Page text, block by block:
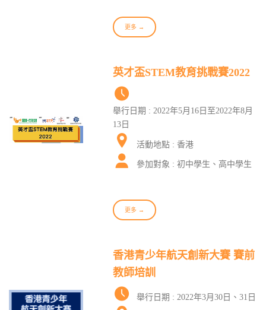
更多 →
英才盃STEM教育挑戰賽2022
舉行日期 : 2022年5月16日至2022年8月
13日
活動地點 : 香港
參加對象 : 初中學生、高中學生
更多 →
香港青少年航天創新大賽 賽前
教師培訓
舉行日期 : 2022年3月30日、31日